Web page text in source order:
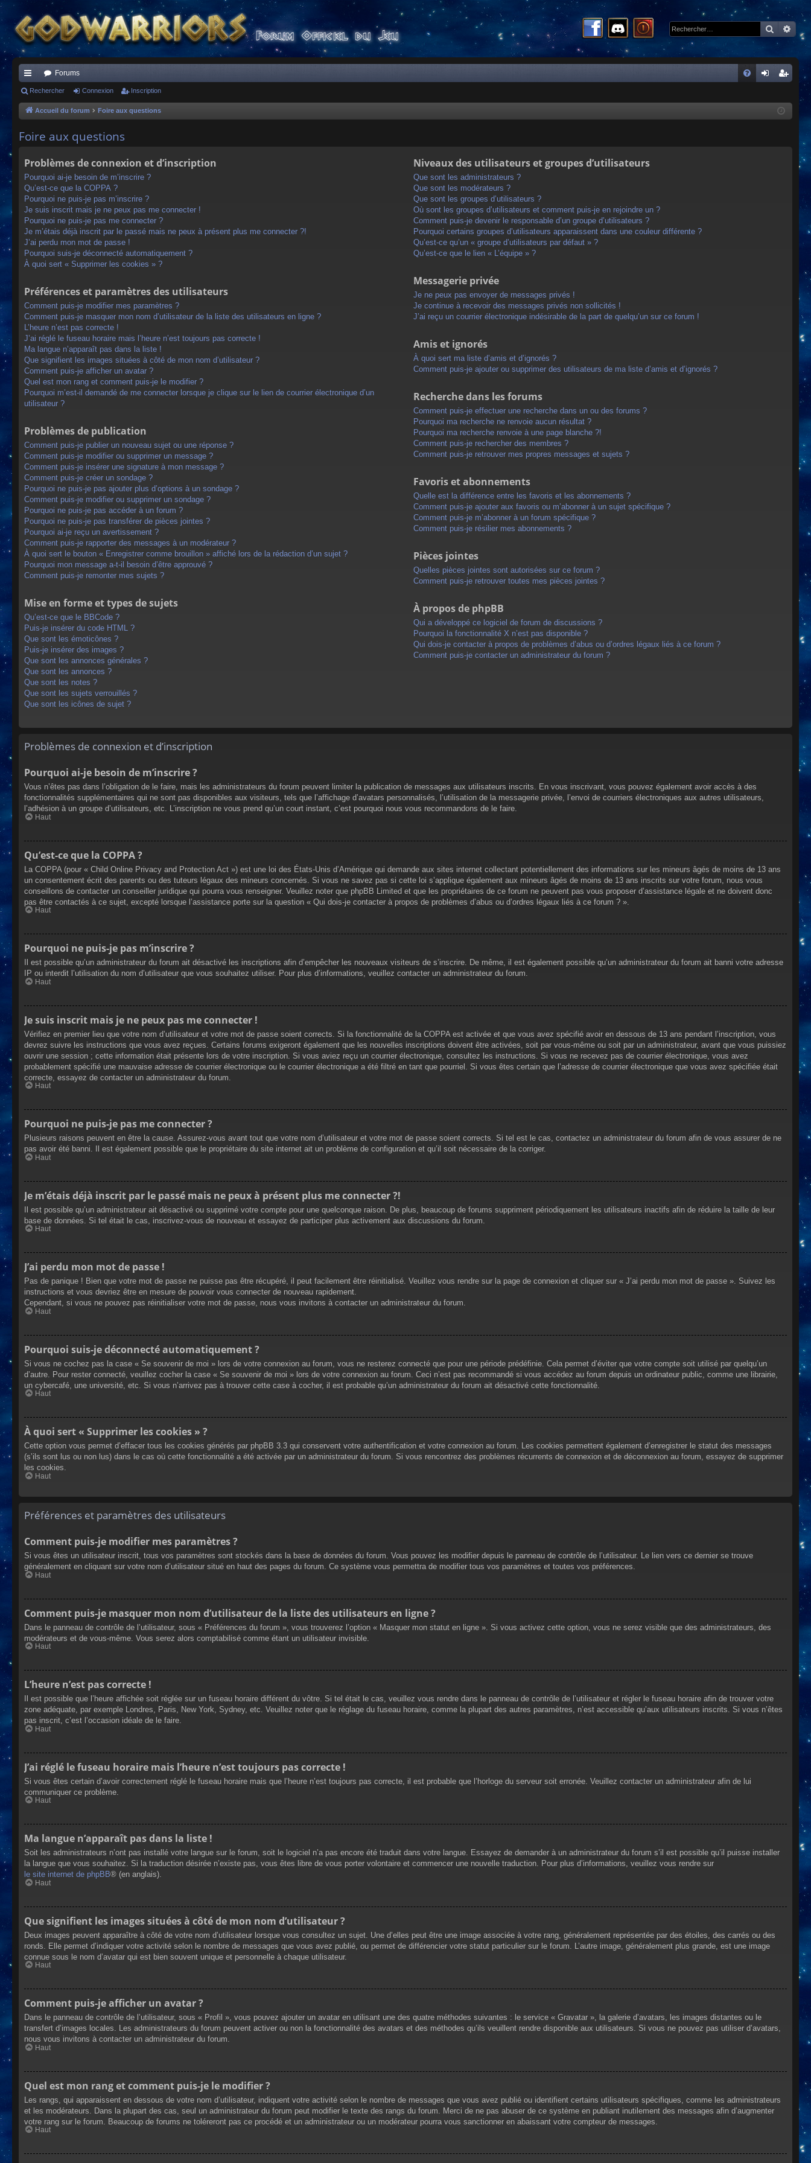
ac
co
s
Forums
cri
Rechercher Connexion Inscription
Accueil du forum Foire aux questions
Foire aux questions
Problèmes de connexion et d’inscription
Pourquoi ai-je besoin de m’inscrire ?
Qu’est-ce que la COPPA ?
Pourquoi ne puis-je pas m’inscrire ?
Je suis inscrit mais je ne peux pas me connecter !
Pourquoi ne puis-je pas me connecter ?
Je m’étais déjà inscrit par le passé mais ne peux à présent plus me connecter ?!
J’ai perdu mon mot de passe !
Pourquoi suis-je déconnecté automatiquement ?
À quoi sert « Supprimer les cookies » ?
Préférences et paramètres des utilisateurs
Comment puis-je modifier mes paramètres ?
Comment puis-je masquer mon nom d’utilisateur de la liste des utilisateurs en ligne ?
L’heure n’est pas correcte !
J’ai réglé le fuseau horaire mais l’heure n’est toujours pas correcte !
Ma langue n’apparaît pas dans la liste !
Que signifient les images situées à côté de mon nom d’utilisateur ?
Comment puis-je afficher un avatar ?
Quel est mon rang et comment puis-je le modifier ?
Pourquoi m’est-il demandé de me connecter lorsque je clique sur le lien de courrier électronique d’un
utilisateur ?
Problèmes de publication
Comment puis-je publier un nouveau sujet ou une réponse ?
Comment puis-je modifier ou supprimer un message ?
Comment puis-je insérer une signature à mon message ?
Comment puis-je créer un sondage ?
Pourquoi ne puis-je pas ajouter plus d’options à un sondage ?
Comment puis-je modifier ou supprimer un sondage ?
Pourquoi ne puis-je pas accéder à un forum ?
Pourquoi ne puis-je pas transférer de pièces jointes ?
Pourquoi ai-je reçu un avertissement ?
Comment puis-je rapporter des messages à un modérateur ?
À quoi sert le bouton « Enregistrer comme brouillon » affiché lors de la rédaction d’un sujet ?
Pourquoi mon message a-t-il besoin d’être approuvé ?
Comment puis-je remonter mes sujets ?
Mise en forme et types de sujets
Qu’est-ce que le BBCode ?
Puis-je insérer du code HTML ?
Que sont les émoticônes ?
Puis-je insérer des images ?
Que sont les annonces générales ?
Que sont les annonces ?
Que sont les notes ?
Que sont les sujets verrouillés ?
Que sont les icônes de sujet ?
Niveaux des utilisateurs et groupes d’utilisateurs
Que sont les administrateurs ?
Que sont les modérateurs ?
Que sont les groupes d’utilisateurs ?
Où sont les groupes d’utilisateurs et comment puis-je en rejoindre un ?
Comment puis-je devenir le responsable d’un groupe d’utilisateurs ?
Pourquoi certains groupes d’utilisateurs apparaissent dans une couleur différente ?
Qu’est-ce qu’un « groupe d’utilisateurs par défaut » ?
Qu’est-ce que le lien « L’équipe » ?
Messagerie privée
Je ne peux pas envoyer de messages privés !
Je continue à recevoir des messages privés non sollicités !
J’ai reçu un courrier électronique indésirable de la part de quelqu’un sur ce forum !
Amis et ignorés
À quoi sert ma liste d’amis et d’ignorés ?
Comment puis-je ajouter ou supprimer des utilisateurs de ma liste d’amis et d’ignorés ?
Recherche dans les forums
Comment puis-je effectuer une recherche dans un ou des forums ?
Pourquoi ma recherche ne renvoie aucun résultat ?
Pourquoi ma recherche renvoie à une page blanche ?!
Comment puis-je rechercher des membres ?
Comment puis-je retrouver mes propres messages et sujets ?
Favoris et abonnements
Quelle est la différence entre les favoris et les abonnements ?
Comment puis-je ajouter aux favoris ou m’abonner à un sujet spécifique ?
Comment puis-je m’abonner à un forum spécifique ?
Comment puis-je résilier mes abonnements ?
Pièces jointes
Quelles pièces jointes sont autorisées sur ce forum ?
Comment puis-je retrouver toutes mes pièces jointes ?
À propos de phpBB
Qui a développé ce logiciel de forum de discussions ?
Pourquoi la fonctionnalité X n’est pas disponible ?
Qui dois-je contacter à propos de problèmes d’abus ou d’ordres légaux liés à ce forum ?
Comment puis-je contacter un administrateur du forum ?
Problèmes de connexion et d’inscription
Pourquoi ai-je besoin de m’inscrire ?
Vous n’êtes pas dans l’obligation de le faire, mais les administrateurs du forum peuvent limiter la publication de messages aux utilisateurs inscrits. En vous inscrivant, vous pouvez également avoir accès à des
fonctionnalités supplémentaires qui ne sont pas disponibles aux visiteurs, tels que l’affichage d’avatars personnalisés, l’utilisation de la messagerie privée, l’envoi de courriers électroniques aux autres utilisateurs,
l’adhésion à un groupe d’utilisateurs, etc. L’inscription ne vous prend qu’un court instant, c’est pourquoi nous vous recommandons de le faire.
Haut
Qu’est-ce que la COPPA ?
La COPPA (pour « Child Online Privacy and Protection Act ») est une loi des États-Unis d’Amérique qui demande aux sites internet collectant potentiellement des informations sur les mineurs âgés de moins de 13 ans
un consentement écrit des parents ou des tuteurs légaux des mineurs concernés. Si vous ne savez pas si cette loi s’applique également aux mineurs âgés de moins de 13 ans inscrits sur votre forum, nous vous
conseillons de contacter un conseiller juridique qui pourra vous renseigner. Veuillez noter que phpBB Limited et que les propriétaires de ce forum ne peuvent pas vous proposer d’assistance légale et ne doivent donc
pas être contactés à ce sujet, excepté lorsque l’assistance porte sur la question « Qui dois-je contacter à propos de problèmes d’abus ou d’ordres légaux liés à ce forum ? ».
Haut
Pourquoi ne puis-je pas m’inscrire ?
Il est possible qu’un administrateur du forum ait désactivé les inscriptions afin d’empêcher les nouveaux visiteurs de s’inscrire. De même, il est également possible qu’un administrateur du forum ait banni votre adresse
IP ou interdit l’utilisation du nom d’utilisateur que vous souhaitez utiliser. Pour plus d’informations, veuillez contacter un administrateur du forum.
Haut
Je suis inscrit mais je ne peux pas me connecter !
Vérifiez en premier lieu que votre nom d’utilisateur et votre mot de passe soient corrects. Si la fonctionnalité de la COPPA est activée et que vous avez spécifié avoir en dessous de 13 ans pendant l’inscription, vous
devrez suivre les instructions que vous avez reçues. Certains forums exigeront également que les nouvelles inscriptions doivent être activées, soit par vous-même ou soit par un administrateur, avant que vous puissiez
ouvrir une session ; cette information était présente lors de votre inscription. Si vous aviez reçu un courrier électronique, consultez les instructions. Si vous ne recevez pas de courrier électronique, vous avez
probablement spécifié une mauvaise adresse de courrier électronique ou le courrier électronique a été filtré en tant que pourriel. Si vous êtes certain que l’adresse de courrier électronique que vous avez spécifiée était
correcte, essayez de contacter un administrateur du forum.
Haut
Pourquoi ne puis-je pas me connecter ?
Plusieurs raisons peuvent en être la cause. Assurez-vous avant tout que votre nom d’utilisateur et votre mot de passe soient corrects. Si tel est le cas, contactez un administrateur du forum afin de vous assurer de ne
pas avoir été banni. Il est également possible que le propriétaire du site internet ait un problème de configuration et qu’il soit nécessaire de la corriger.
Haut
Je m’étais déjà inscrit par le passé mais ne peux à présent plus me connecter ?!
Il est possible qu’un administrateur ait désactivé ou supprimé votre compte pour une quelconque raison. De plus, beaucoup de forums suppriment périodiquement les utilisateurs inactifs afin de réduire la taille de leur
base de données. Si tel était le cas, inscrivez-vous de nouveau et essayez de participer plus activement aux discussions du forum.
Haut
J’ai perdu mon mot de passe !
Pas de panique ! Bien que votre mot de passe ne puisse pas être récupéré, il peut facilement être réinitialisé. Veuillez vous rendre sur la page de connexion et cliquer sur « J’ai perdu mon mot de passe ». Suivez les
instructions et vous devriez être en mesure de pouvoir vous connecter de nouveau rapidement.
Cependant, si vous ne pouvez pas réinitialiser votre mot de passe, nous vous invitons à contacter un administrateur du forum.
Haut
Pourquoi suis-je déconnecté automatiquement ?
Si vous ne cochez pas la case « Se souvenir de moi » lors de votre connexion au forum, vous ne resterez connecté que pour une période prédéfinie. Cela permet d’éviter que votre compte soit utilisé par quelqu’un
d’autre. Pour rester connecté, veuillez cocher la case « Se souvenir de moi » lors de votre connexion au forum. Ceci n’est pas recommandé si vous accédez au forum depuis un ordinateur public, comme une librairie,
un cybercafé, une université, etc. Si vous n’arrivez pas à trouver cette case à cocher, il est probable qu’un administrateur du forum ait désactivé cette fonctionnalité.
Haut
À quoi sert « Supprimer les cookies » ?
Cette option vous permet d’effacer tous les cookies générés par phpBB 3.3 qui conservent votre authentification et votre connexion au forum. Les cookies permettent également d’enregistrer le statut des messages
(s’ils sont lus ou non lus) dans le cas où cette fonctionnalité a été activée par un administrateur du forum. Si vous rencontrez des problèmes récurrents de connexion et de déconnexion au forum, essayez de supprimer
les cookies.
Haut
Préférences et paramètres des utilisateurs
Comment puis-je modifier mes paramètres ?
Si vous êtes un utilisateur inscrit, tous vos paramètres sont stockés dans la base de données du forum. Vous pouvez les modifier depuis le panneau de contrôle de l’utilisateur. Le lien vers ce dernier se trouve
généralement en cliquant sur votre nom d’utilisateur situé en haut des pages du forum. Ce système vous permettra de modifier tous vos paramètres et toutes vos préférences.
Haut
Comment puis-je masquer mon nom d’utilisateur de la liste des utilisateurs en ligne ?
Dans le panneau de contrôle de l’utilisateur, sous « Préférences du forum », vous trouverez l’option « Masquer mon statut en ligne ». Si vous activez cette option, vous ne serez visible que des administrateurs, des
modérateurs et de vous-même. Vous serez alors comptabilisé comme étant un utilisateur invisible.
Haut
L’heure n’est pas correcte !
Il est possible que l’heure affichée soit réglée sur un fuseau horaire différent du vôtre. Si tel était le cas, veuillez vous rendre dans le panneau de contrôle de l’utilisateur et régler le fuseau horaire afin de trouver votre
zone adéquate, par exemple Londres, Paris, New York, Sydney, etc. Veuillez noter que le réglage du fuseau horaire, comme la plupart des autres paramètres, n’est accessible qu’aux utilisateurs inscrits. Si vous n’êtes
pas inscrit, c’est l’occasion idéale de le faire.
Haut
J’ai réglé le fuseau horaire mais l’heure n’est toujours pas correcte !
Si vous êtes certain d’avoir correctement réglé le fuseau horaire mais que l’heure n’est toujours pas correcte, il est probable que l’horloge du serveur soit erronée. Veuillez contacter un administrateur afin de lui
communiquer ce problème.
Haut
Ma langue n’apparaît pas dans la liste !
Soit les administrateurs n’ont pas installé votre langue sur le forum, soit le logiciel n’a pas encore été traduit dans votre langue. Essayez de demander à un administrateur du forum s’il est possible qu’il puisse installer
la langue que vous souhaitez. Si la traduction désirée n’existe pas, vous êtes libre de vous porter volontaire et commencer une nouvelle traduction. Pour plus d’informations, veuillez vous rendre sur
le site internet de phpBB® (en anglais).
Haut
Que signifient les images situées à côté de mon nom d’utilisateur ?
Deux images peuvent apparaître à côté de votre nom d’utilisateur lorsque vous consultez un sujet. Une d’elles peut être une image associée à votre rang, généralement représentée par des étoiles, des carrés ou des
ronds. Elle permet d’indiquer votre activité selon le nombre de messages que vous avez publié, ou permet de différencier votre statut particulier sur le forum. L’autre image, généralement plus grande, est une image
connue sous le nom d’avatar qui est bien souvent unique et personnelle à chaque utilisateur.
Haut
Comment puis-je afficher un avatar ?
Dans le panneau de contrôle de l’utilisateur, sous « Profil », vous pouvez ajouter un avatar en utilisant une des quatre méthodes suivantes : le service « Gravatar », la galerie d’avatars, les images distantes ou le
transfert d’images locales. Les administrateurs du forum peuvent activer ou non la fonctionnalité des avatars et des méthodes qu’ils veuillent rendre disponible aux utilisateurs. Si vous ne pouvez pas utiliser d’avatars,
nous vous invitons à contacter un administrateur du forum.
Haut
Quel est mon rang et comment puis-je le modifier ?
Les rangs, qui apparaissent en dessous de votre nom d’utilisateur, indiquent votre activité selon le nombre de messages que vous avez publié ou identifient certains utilisateurs spécifiques, comme les administrateurs
et les modérateurs. Dans la plupart des cas, seul un administrateur du forum peut modifier le texte des rangs du forum. Merci de ne pas abuser de ce système en publiant inutilement des messages afin d’augmenter
votre rang sur le forum. Beaucoup de forums ne toléreront pas ce procédé et un administrateur ou un modérateur pourra vous sanctionner en abaissant votre compteur de messages.
Haut